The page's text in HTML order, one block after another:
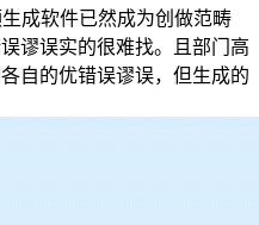
成软件已然成为创做范畴
谬误实的很难找。且部门高
自的优错误谬误，但生成的